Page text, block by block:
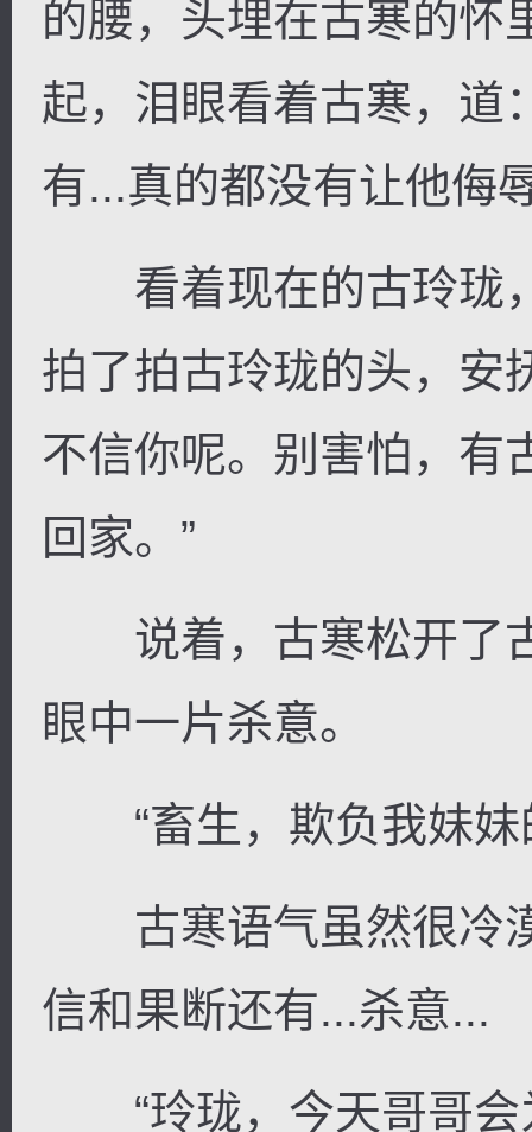
的腰，头埋在古寒的怀
起，泪眼看着古寒，道
有...真的都没有让他侮
看着现在的古玲珑
拍了拍古玲珑的头，安
不信你呢。别害怕，有
回家。”
说着，古寒松开了
眼中一片杀意。
“畜生，欺负我妹妹
古寒语气虽然很冷
信和果断还有...杀意...
“玲珑，今天哥哥会